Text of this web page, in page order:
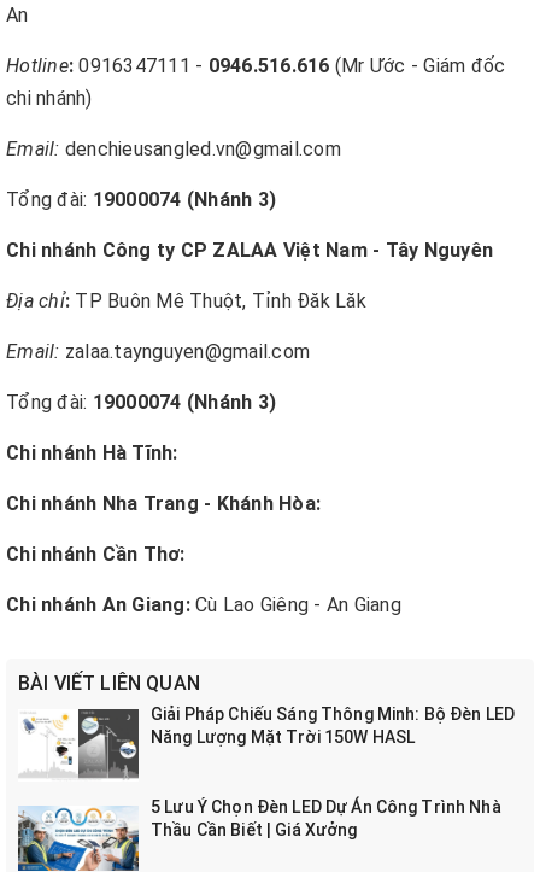
An
Hotline: 0916347111 - 0946.516.616 (Mr Ước - Giám đốc
chi nhánh)
Email: denchieusangled.vn@gmail.com
Tổng đài: 19000074 (Nhánh 3)
Chi nhánh Công ty CP ZALAA Việt Nam - Tây Nguyên
Địa chỉ: TP Buôn Mê Thuột, Tỉnh Đăk Lăk
Email: zalaa.taynguyen@gmail.com
Tổng đài: 19000074 (Nhánh 3)
Chi nhánh Hà Tĩnh:
Chi nhánh Nha Trang - Khánh Hòa:
Chi nhánh Cần Thơ:
Chi nhánh An Giang: Cù Lao Giêng - An Giang
BÀI VIẾT LIÊN QUAN
Giải Pháp Chiếu Sáng Thông Minh: Bộ Đèn LED
Năng Lượng Mặt Trời 150W HASL
5 Lưu Ý Chọn Đèn LED Dự Án Công Trình Nhà
Thầu Cần Biết | Giá Xưởng